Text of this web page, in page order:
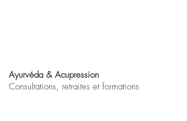
Ayurvéda & Acupression
Consultations, retraites et formations